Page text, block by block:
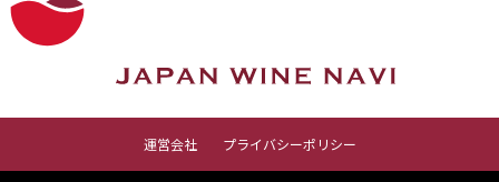
運営会社 プライバシーポリシー